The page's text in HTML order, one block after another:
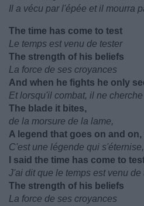
Il a vécu par l'épée et il mourra
The time has come to test
Le temps est venu de tester
The strength of his beliefs
La force de ses croyances
And when he fights he only
Et lorsqu'il combat, il ne
The blade it bites,
de la morsure de la lame,
A legend that goes on and
C'est une légende qui
I said the time has come to
J'ai dit que le temps est venu de
The strength of his beliefs
La force de ses croyances